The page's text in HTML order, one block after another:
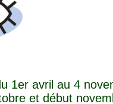
1er avril au 4
et début